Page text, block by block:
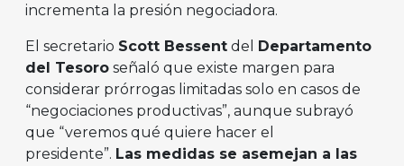
incrementa la presión negociadora.
El secretario Scott Bessent del
Departamento
del Tesoro señaló que existe margen para
considerar prórrogas limitadas solo en casos de
“negociaciones productivas”, aunque subrayó
que “veremos qué quiere hacer el
presidente”. Las medidas se asemejan a las